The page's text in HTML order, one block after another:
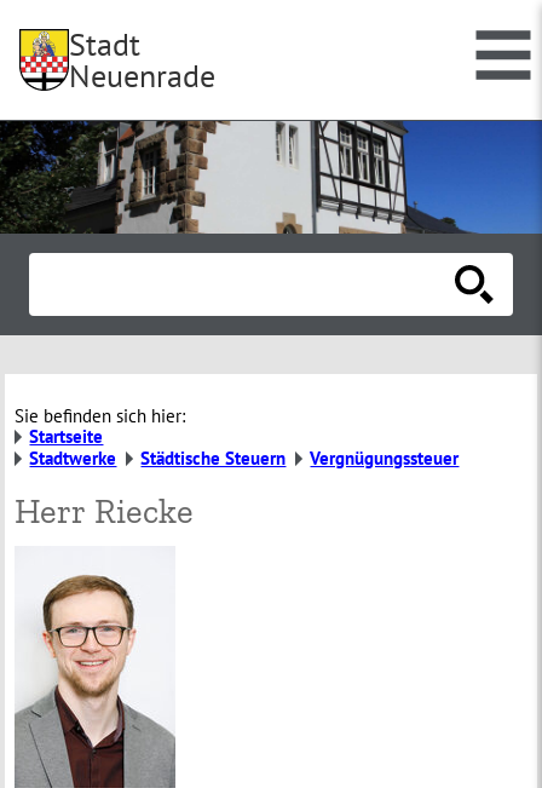
Stadt
Neuenrade
Sie befinden sich hier:
Startseite
Stadtwerke
Städtische Steuern Vergnügungssteuer
Herr Riecke